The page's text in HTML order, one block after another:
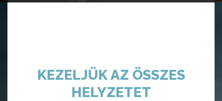
KEZELJÜK AZ ÖSSZES
HELYZETET